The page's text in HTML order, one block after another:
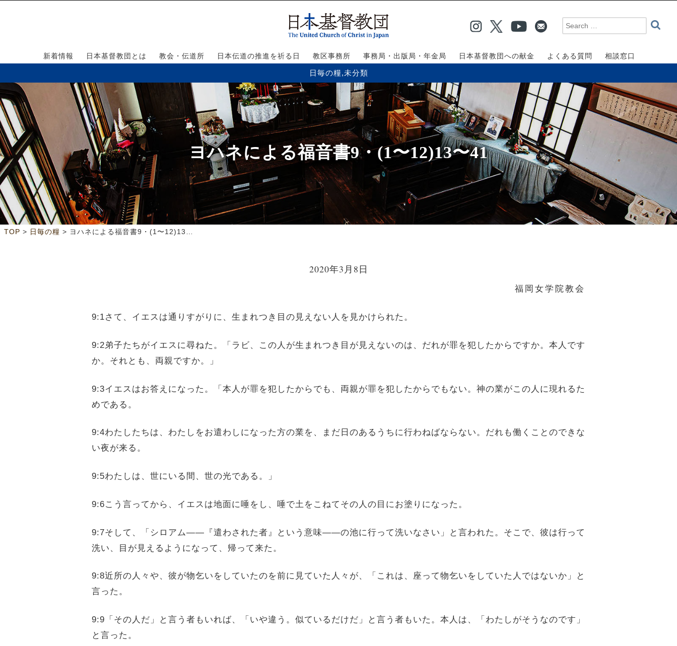
新着情報 日本基督教団とは 教会・伝道所 日本伝道の推進を祈る日 教区事務所 事務局・出版局・年金局 日本基督教団への献金 よくある質問 相談窓口
日毎の糧,未分類
ヨハネによる福音書9・(1〜12)13〜41
TOP > 日毎の糧 > ヨハネによる福音書9・(1〜12)13〜41
2020年3月8日
福岡女学院教会
9:1さて、イエスは通りすがりに、生まれつき目の見えない人を見かけられた。
9:2弟子たちがイエスに尋ねた。「ラビ、この人が生まれつき目が見えないのは、だれが罪を犯したからですか。本人です
か。それとも、両親ですか。」
9:3イエスはお答えになった。「本人が罪を犯したからでも、両親が罪を犯したからでもない。神の業がこの人に現れるた
めである。
9:4わたしたちは、わたしをお遣わしになった方の業を、まだ日のあるうちに行わねばならない。だれも働くことのできな
い夜が来る。
9:5わたしは、世にいる間、世の光である。」
9:6こう言ってから、イエスは地面に唾をし、唾で土をこねてその人の目にお塗りになった。
9:7そして、「シロアム――『遣わされた者』という意味――の池に行って洗いなさい」と言われた。そこで、彼は行って
洗い、目が見えるようになって、帰って来た。
9:8近所の人々や、彼が物乞いをしていたのを前に見ていた人々が、「これは、座って物乞いをしていた人ではないか」と
言った。
9:9「その人だ」と言う者もいれば、「いや違う。似ているだけだ」と言う者もいた。本人は、「わたしがそうなのです」
と言った。